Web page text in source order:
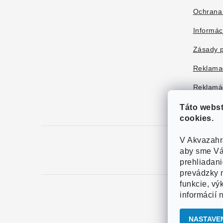
Táto
cookies.
V
aby sme
prevádzky
funkcie,
informácií
Zásady